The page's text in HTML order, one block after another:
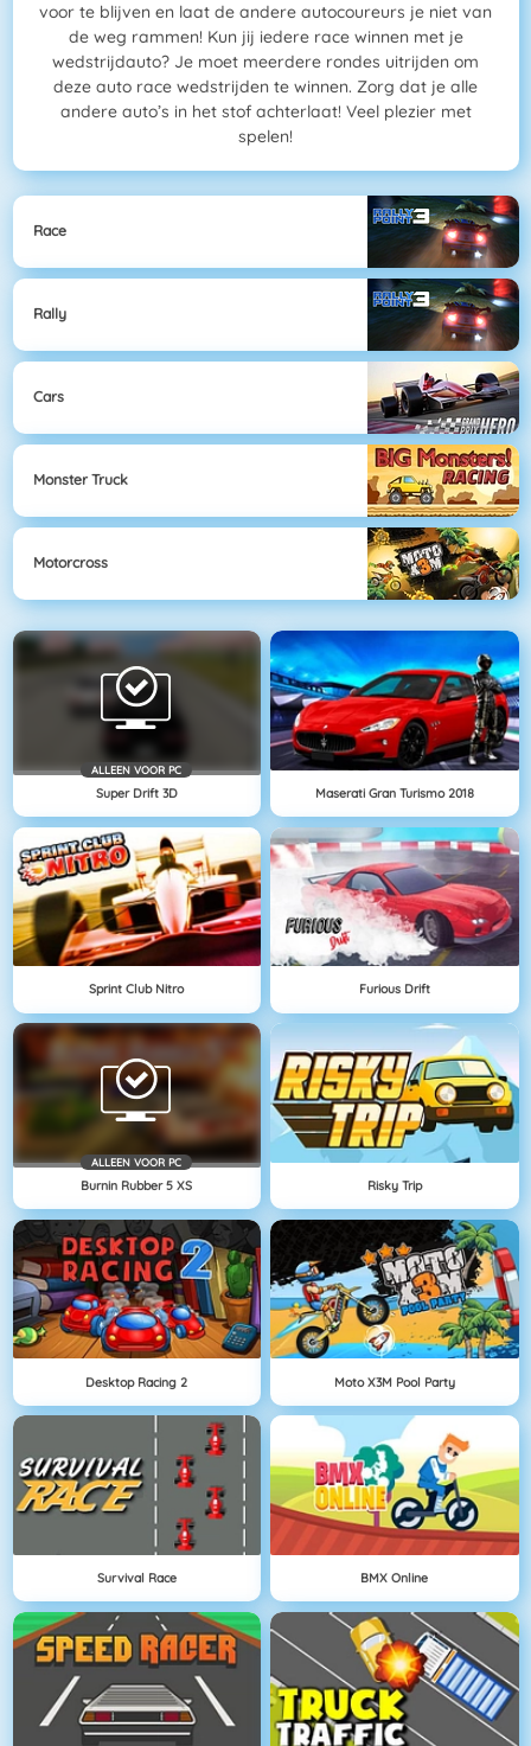
voor te blijven en laat de andere autocoureurs je niet van
de weg rammen! Kun jij iedere race winnen met je
wedstrijdauto? Je moet meerdere rondes uitrijden om
deze auto race wedstrijden te winnen. Zorg dat je alle
andere auto’s in het stof achterlaat! Veel plezier met
spelen!
Race
Rally
Cars
Monster Truck
Motorcross
ALLEEN VOOR PC
Super Drift 3D Maserati Gran Turismo 2018
Sprint Club Nitro Furious Drift
ALLEEN VOOR PC
Burnin Rubber 5 XS Risky Trip
Desktop Racing 2 Moto X3M Pool Party
Survival Race BMX Online